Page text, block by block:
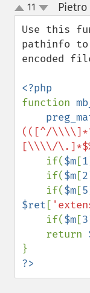
up
down
11 Pietro
Use this
pathinfo to
encoded
function
(([^/
[\\\\/
    if(
$m[1
    if(
$m[2
    if(
$m[5
$ret [
    if(
$m[3
    return
?>